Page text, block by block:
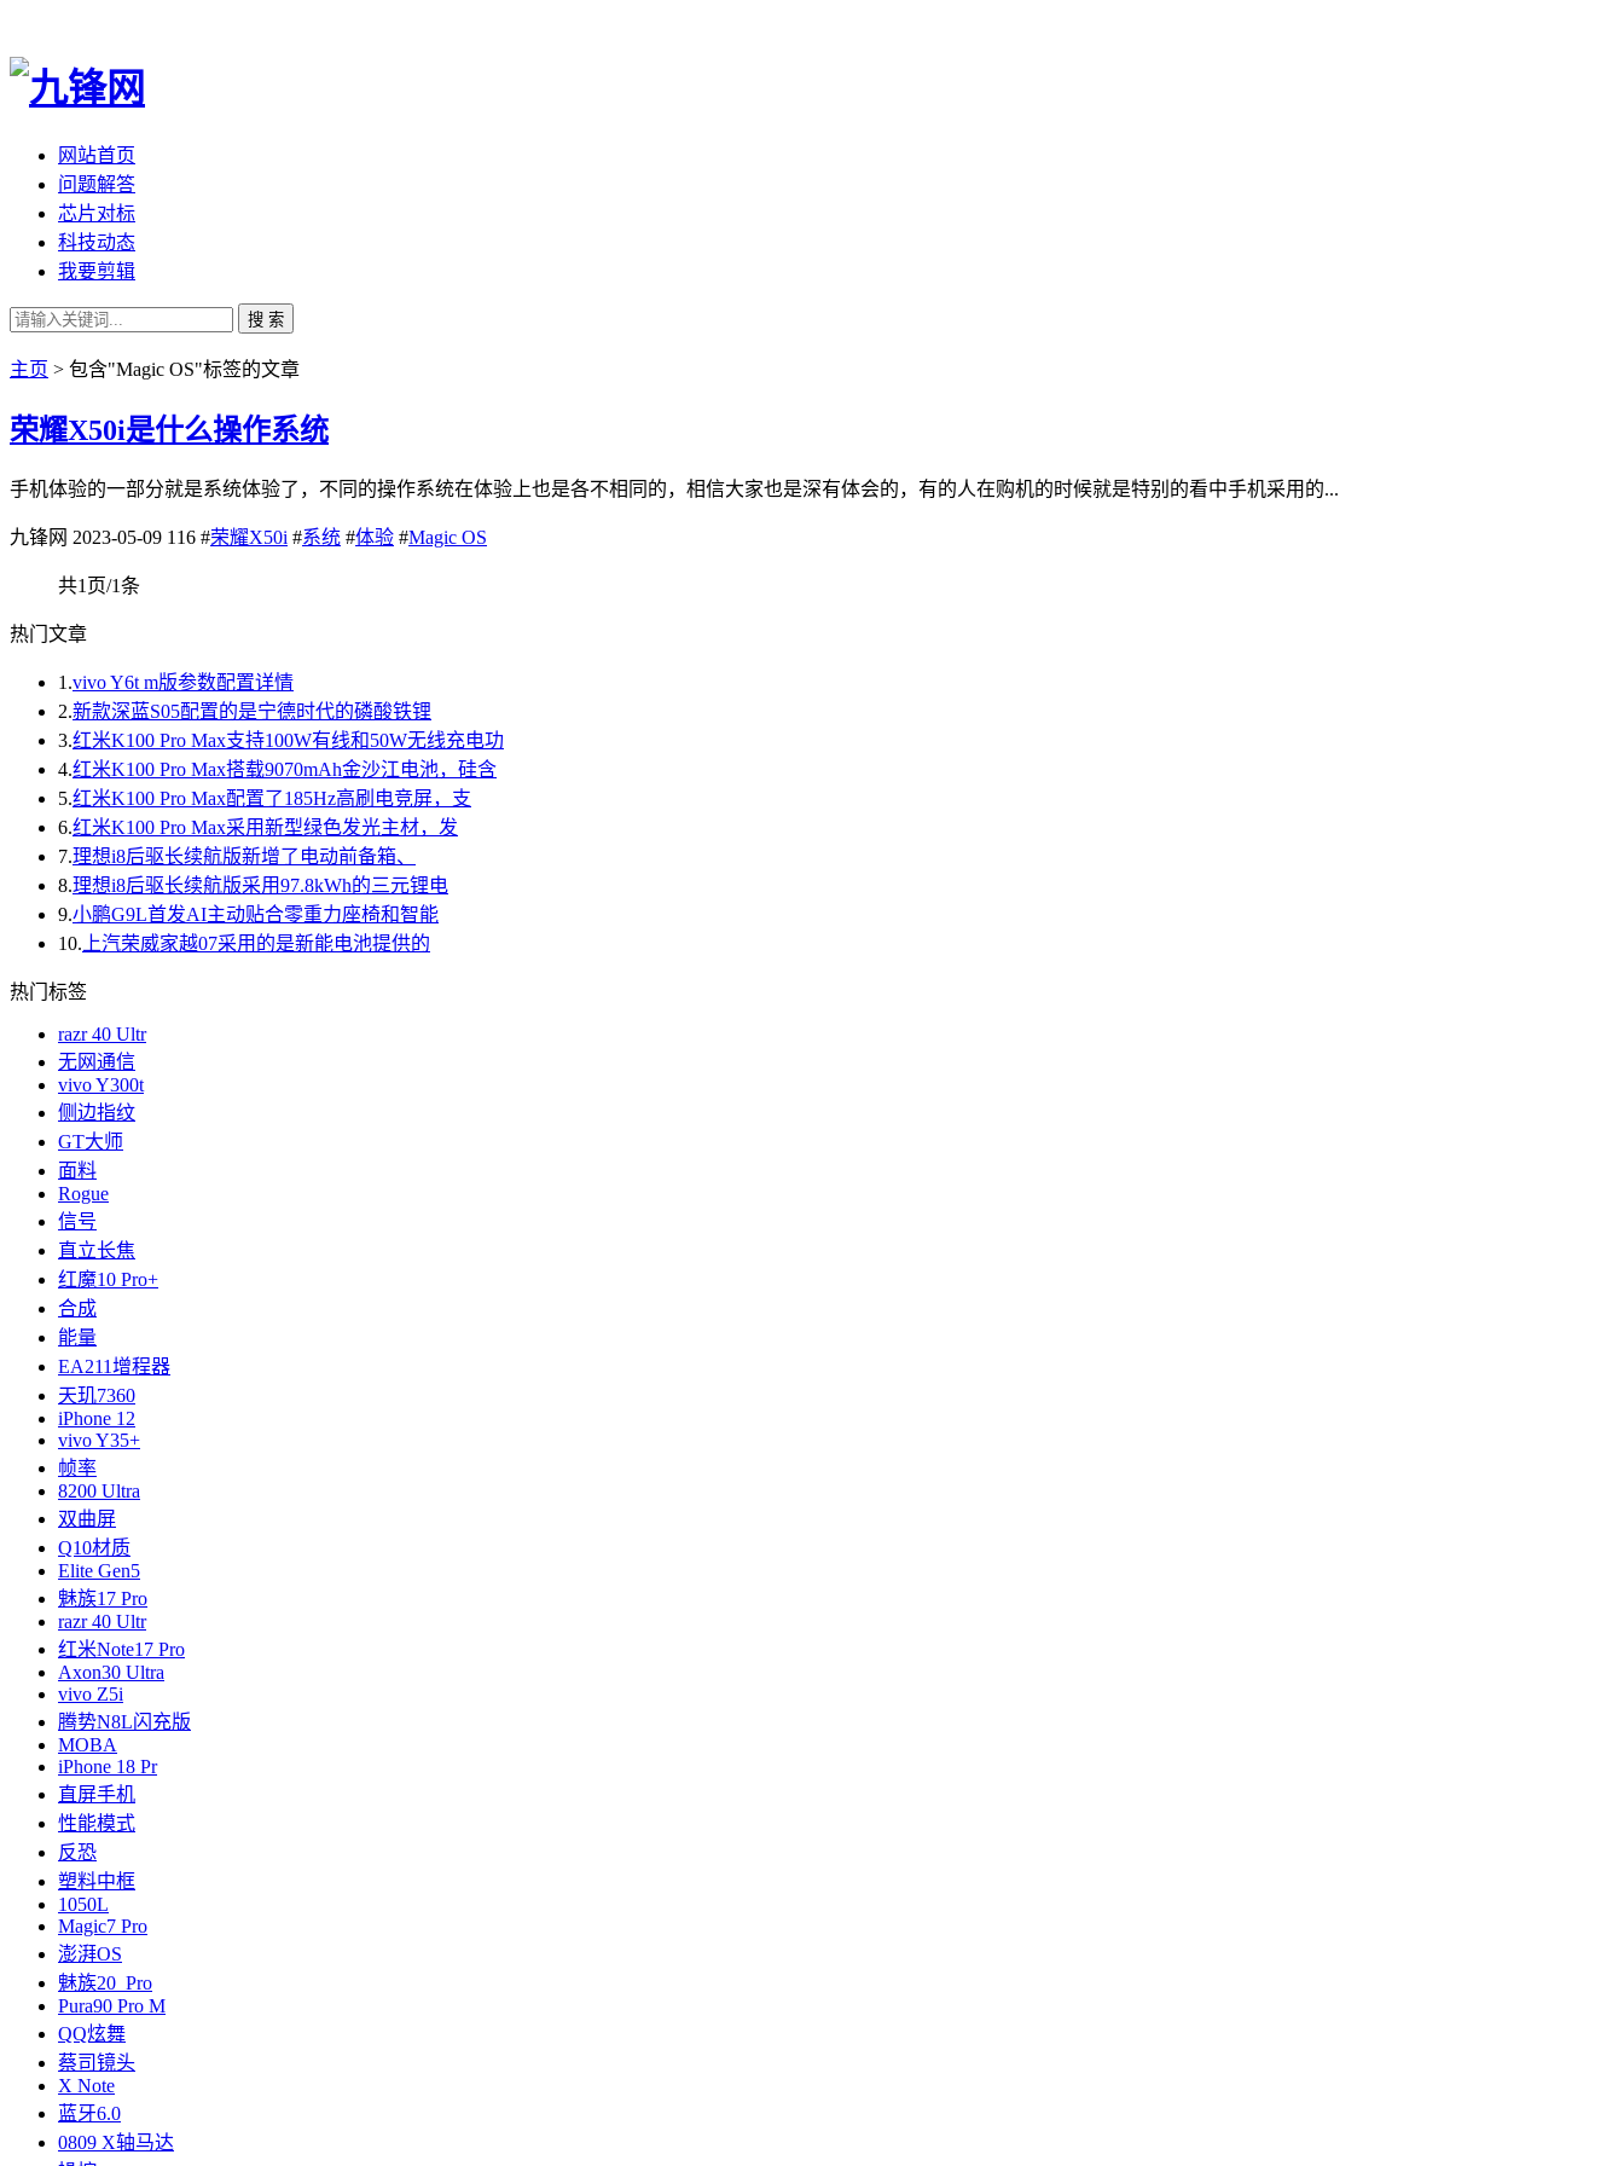
网站首页
问题解答
芯片对标
科技动态
我要剪辑
搜 索
主页 > 包含"Magic OS"标签的文章
荣耀X50i是什么操作系统
手机体验的一部分就是系统体验了，不同的操作系统在体验上也是各不相同的，相信大家也是深有体会的，有的人在购机的时候就是特别的看中手机采用的...
九锋网 2023-05-09 116 #荣耀X50i #系统 #体验 #Magic OS
共1页/1条
热门文章
1.vivo Y6t m版参数配置详情
2.新款深蓝S05配置的是宁德时代的磷酸铁锂
3.红米K100 Pro Max支持100W有线和50W无线充电功
4.红米K100 Pro Max搭载9070mAh金沙江电池，硅含
5.红米K100 Pro Max配置了185Hz高刷电竞屏，支
6.红米K100 Pro Max采用新型绿色发光主材，发
7.理想i8后驱长续航版新增了电动前备箱、
8.理想i8后驱长续航版采用97.8kWh的三元锂电
9.小鹏G9L首发AI主动贴合零重力座椅和智能
10. 上汽荣威家越07采用的是新能电池提供的
热门标签
razr 40 Ultr
无网通信
vivo Y300t
侧边指纹
GT大师
面料
Rogue
信号
直立长焦
红魔10 Pro+
合成
能量
EA211增程器
天玑7360
iPhone 12‌
vivo Y35+
帧率
8200 Ultra
双曲屏
Q10材质
Elite Gen5
魅族17 Pro
razr 40 Ultr
红米Note17 Pro
Axon30 Ultra
vivo Z5i
腾势N8L闪充版
MOBA
iPhone 18 Pr
直屏手机
性能模式
反恐
塑料中框
1050L
Magic7 Pro
澎湃OS
魅族20 Pro
Pura90 Pro M
QQ炫舞
蔡司镜头
X Note
蓝牙6.0
0809 X轴马达